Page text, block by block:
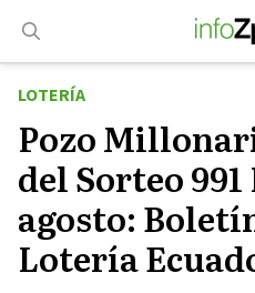
contenido
LOTERÍA
Pozo
del Sorteo 991
agosto:
Lotería